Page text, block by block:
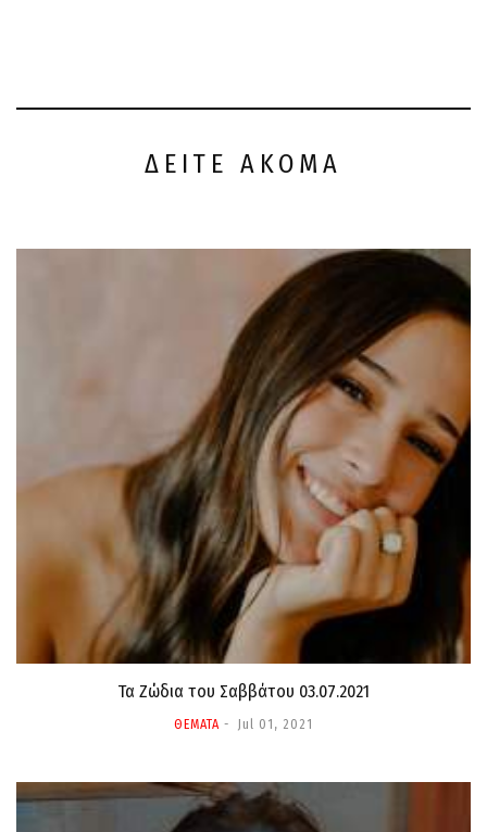
ΔΕΙΤΕ ΑΚΟΜΑ
Τα Ζώδια τoυ Σαββάτου 03.07.2021
ΘΕΜΑΤΑ Jul 01, 2021